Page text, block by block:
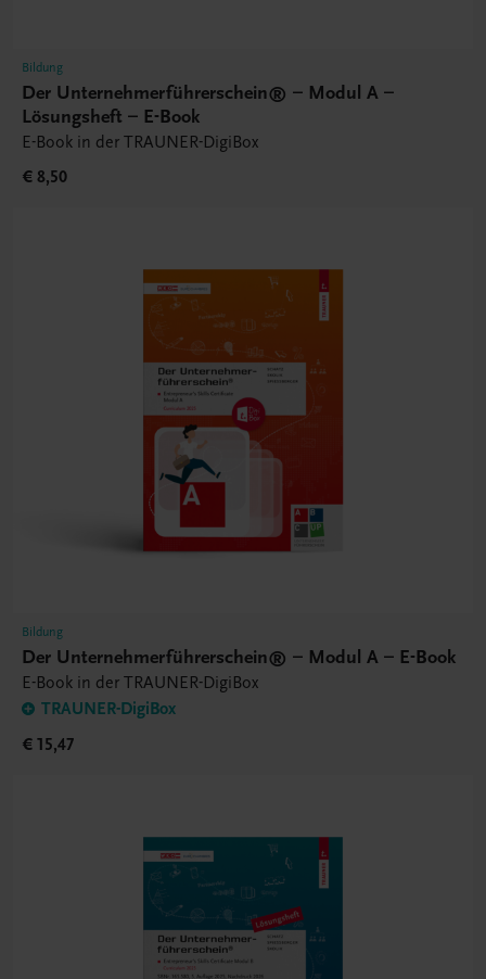
Bildung
Der Unternehmerführerschein® – Modul A –
Lösungsheft – E-Book
E-Book in der TRAUNER-DigiBox
€ 8,50
Bildung
Der Unternehmerführerschein® – Modul A – E-Book
E-Book in der TRAUNER-DigiBox
TRAUNER-DigiBox
€ 15,47